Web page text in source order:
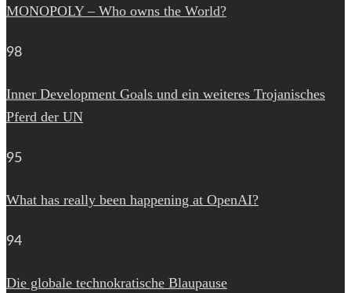
MONOPOLY – Who owns the World?
98
Inner Development Goals und ein weiteres Trojanisches
Pferd der UN
95
What has really been happening at OpenAI?
94
Die globale technokratische Blaupause